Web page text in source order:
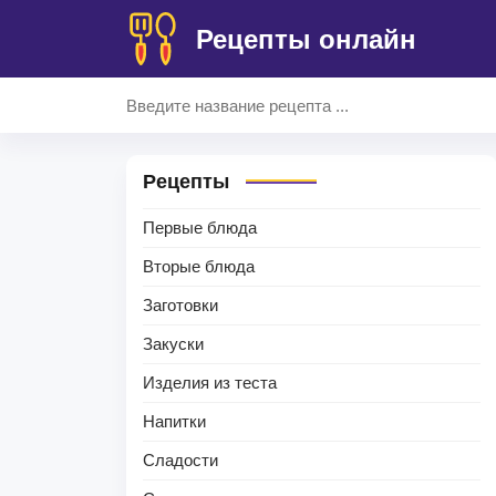
Рецепты онлайн
Рецепты
Первые блюда
Вторые блюда
Заготовки
Закуски
Изделия из теста
Напитки
Сладости